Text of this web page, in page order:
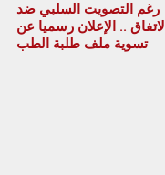
رغم التصويت السلبي ضد
الاتفاق .. الإعلان رسميا عن
تسوية ملف طلبة الطب